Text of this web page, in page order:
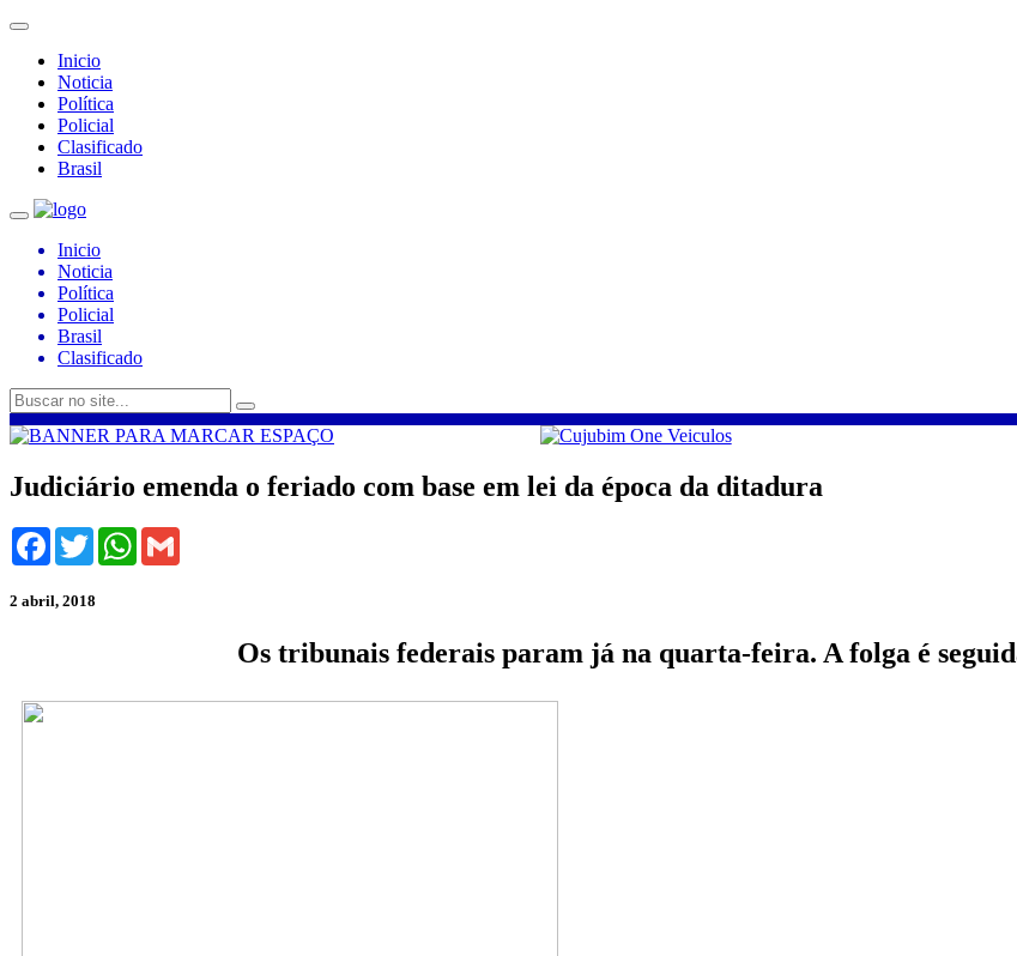
Inicio
Noticia
Política
Policial
Clasificado
Brasil
Inicio
Noticia
Política
Policial
Brasil
Clasificado
Judiciário emenda o feriado com base em lei da época da ditadura
Facebook
TwitterWhatsApp
2 abril, 2018
Os tribunais federais param já na quarta-feira. A folga é